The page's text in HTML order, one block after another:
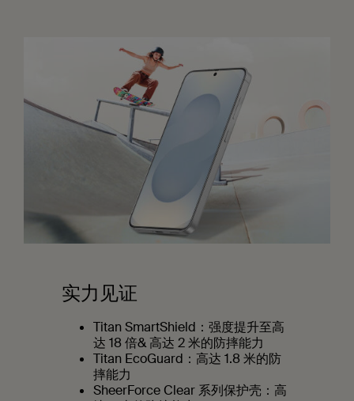
实力见证
Titan SmartShield：强度提升至高
达 18 倍& 高达 2 米的防摔能力
Titan EcoGuard：高达 1.8 米的防
摔能力
SheerForce Clear 系列保护壳：高